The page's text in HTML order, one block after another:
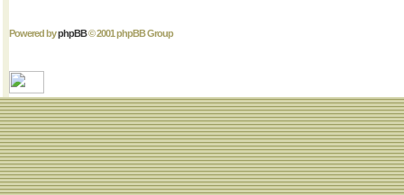
Powered byphpBB© 2001 phpBB Group